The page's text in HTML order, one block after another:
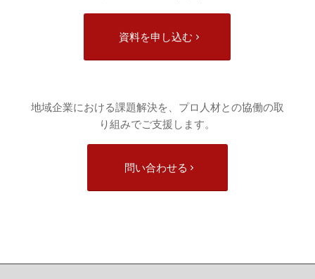
資料を申し込む
地域企業における課題解決を、プロ人材との協働の取
り組みでご支援します。
問い合わせる